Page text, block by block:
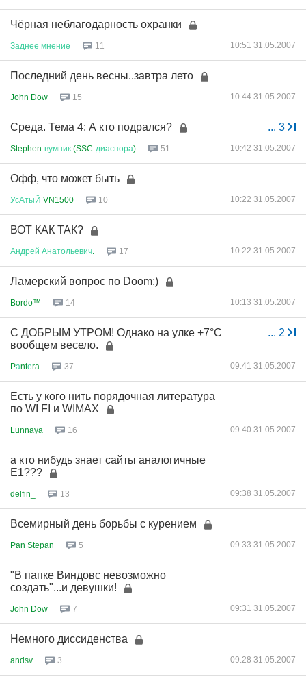
Чёрная неблагодарность охранки
Заднее мнение 11 10:51 31.05.2007
Последний день весны..завтра лето
John Dow 15 10:44 31.05.2007
... 3
Среда. Тема 4: А кто подрался?
Stephen-вумник (SSC-диаспора) 51 10:42 31.05.2007
Офф, что может быть
УсАтыЙ VN1500 10 10:22 31.05.2007
ВОТ КАК ТАК?
Андрей Анатольевич 17 10:22 31.05.2007
Ламерский вопрос по Doom:)
Bordo™ 14 10:13 31.05.2007
... 2
С ДОБРЫМ УТРОМ! Однако на улке +7°С
вообщем весело.
Pаntеra 37 09:41 31.05.2007
Есть у кого нить порядочная литература
по WI FI и WIMAX
Lunnaya 16 09:40 31.05.2007
а кто нибудь знает сайты аналогичные
Е1???
delfin_ 13 09:38 31.05.2007
Всемирный день борьбы с курением
Pan Stepan 5 09:33 31.05.2007
"В папке Виндовс невозможно
создать"...и девушки!
John Dow 7 09:31 31.05.2007
Немного диссиденства
andsv 3 09:28 31.05.2007